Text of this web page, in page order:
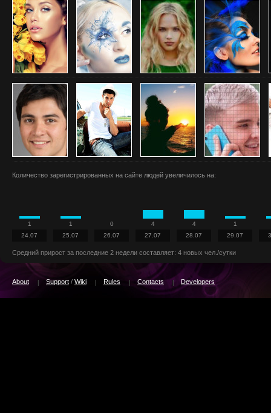
Количество зарегистрированных на сайте людей увеличилось на:
1
24.07
1
25.07
0
26.07
4
27.07
4
28.07
1
29.07
Средний прирост за последние 2 недели составляет: 4 новых чел./сутки
About Support / Wiki Rules Contacts Developers